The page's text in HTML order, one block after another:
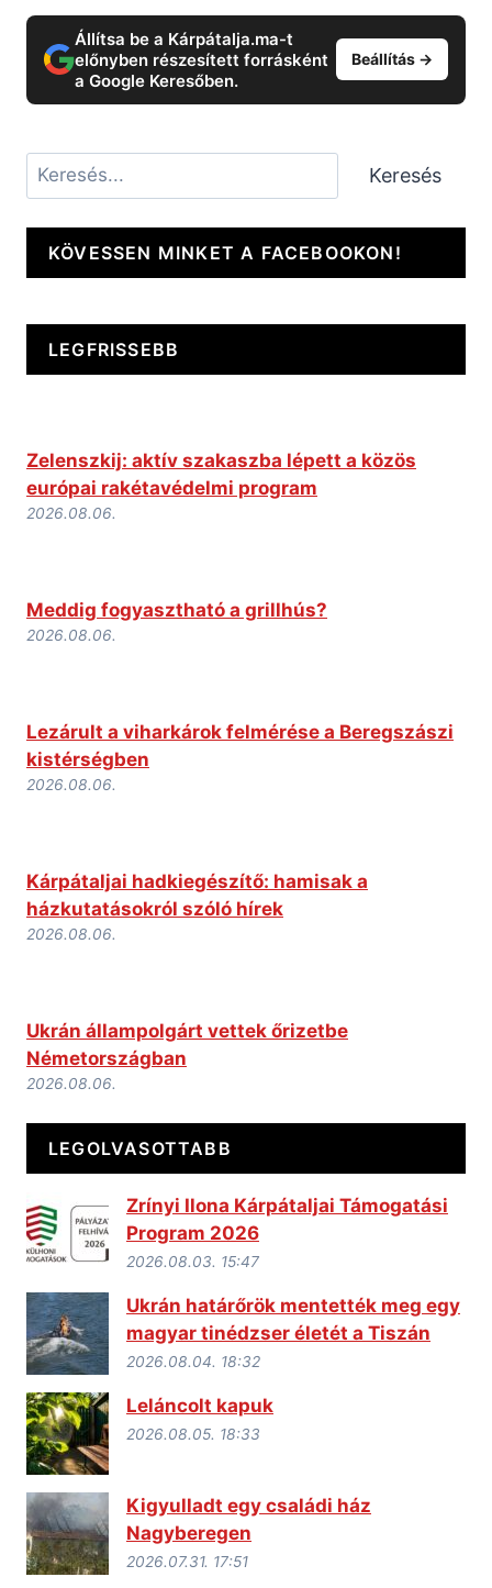
Állítsa be a Kárpátalja.ma-t
előnyben részesített forrásként
a Google Keresőben.
Beállítás →
Keresés Keresés
KÖVESSEN MINKET A FACEBOOKON!
LEGFRISSEBB
Zelenszkij: aktív szakaszba lépett a közös
európai rakétavédelmi program
2026.08.06.
Meddig fogyasztható a grillhús?
2026.08.06.
Lezárult a viharkárok felmérése a Beregszászi
kistérségben
2026.08.06.
Kárpátaljai hadkiegészítő: hamisak a
házkutatásokról szóló hírek
2026.08.06.
Ukrán állampolgárt vettek őrizetbe
Németországban
2026.08.06.
LEGOLVASOTTABB
Zrínyi Ilona Kárpátaljai Támogatási
Program 2026
2026.08.03. 15:47
Ukrán határőrök mentették meg egy
magyar tinédzser életét a Tiszán
2026.08.04. 18:32
Leláncolt kapuk
2026.08.05. 18:33
Kigyulladt egy családi ház
Nagyberegen
2026.07.31. 17:51